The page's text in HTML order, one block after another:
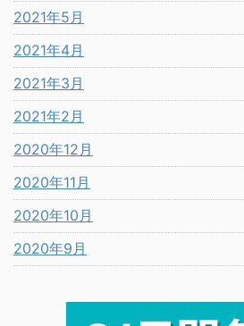
2021年5月
2021年4月
2021年3月
2021年2月
2020年12月
2020年11月
2020年10月
2020年9月